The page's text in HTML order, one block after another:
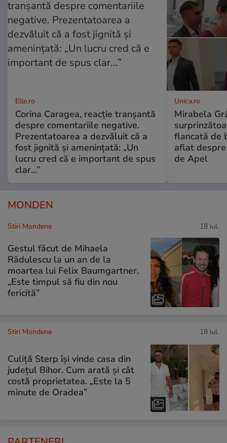
Elle.ro
Corina Caragea, reacție tranșantă
despre comentariile negative.
Prezentatoarea a dezvăluit că a
fost jignită și amenințată: „Un
lucru cred că e important de spus
clar...”
Unica.ro
Mirabela
flancată de
aflat
de Apel
MONDEN
Stiri Mondene 18 iul.
Gestul făcut de Mihaela
Rădulescu la un an de la
moartea lui Felix Baumgartner.
„Este timpul să fiu din nou
fericită”
Stiri Mondene 18 iul.
Culiță Sterp își vinde casa din
județul Bihor. Cum arată și cât
costă proprietatea. „Este la 5
minute de Oradea”